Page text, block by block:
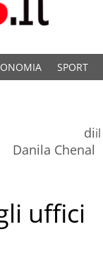
SPORT
di
Danila Chenal
il
uffici